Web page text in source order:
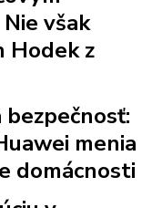
však
Hodek z
menia
domácnosti